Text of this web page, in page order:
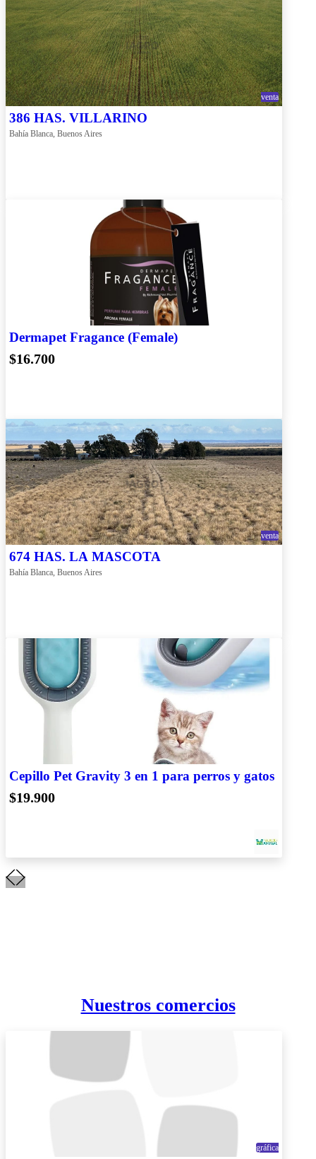
venta
386 HAS. VILLARINO
Bahía Blanca, Buenos Aires
Dermapet Fragance (Female)
$16.700
venta
674 HAS. LA MASCOTA
Bahía Blanca, Buenos Aires
Cepillo Pet Gravity 3 en 1 para perros y gatos
$19.900
Nuestros comercios
gráfica